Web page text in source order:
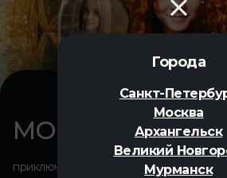
Города
Санкт-
Москва
Архангельск
Великий
Мурманск
МОМО
приключения